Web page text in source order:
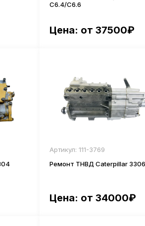
Цена: от 37500₽
С6.4/С6.6
Цена: от 34000₽
Ремонт ТНВД Caterpillar 3306
Артикул: 111-3769